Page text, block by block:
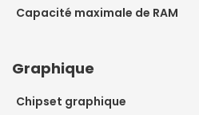
Capacité maximale de RAM
Graphique
Chipset graphique